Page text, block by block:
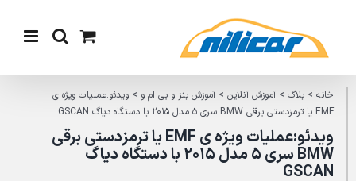
content
خانه> بلاگ> آموزش آنلاین> آموزش بنز و بی ام و > ویدئو:عملیات ویژه ی
EMF یا ترمزدستی برقی BMW سری ۵ مدل ۲۰۱۵ با دستگاه دیاگ GSCAN
ویدئو:عملیات ویژه ی EMF یا ترمزدستی برقی
BMW سری ۵ مدل ۲۰۱۵ با دستگاه دیاگ
GSCAN